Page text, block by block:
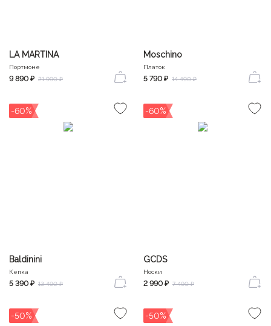
LA MARTINA
Портмоне
9 890 ₽ 21 990 ₽
Moschino
Платок
5 790 ₽ 14 490 ₽
-60%
Baldinini
Кепка
5 390 ₽ 13 490 ₽
-60%
GCDS
Носки
2 990 ₽ 7 490 ₽
-50% -50%